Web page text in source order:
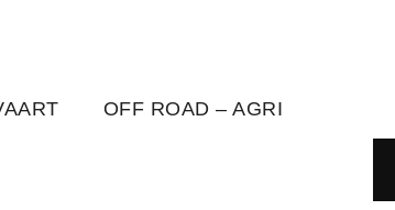
OFF ROAD – AGRI